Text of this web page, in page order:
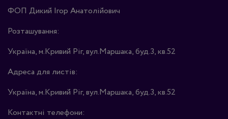
ФОП Дикий Ігор Анатолійович
Розташування:
Україна, м.Кривий Ріг, вул.Маршака, буд.3, кв.52
Адреса для листів:
Україна, м.Кривий Ріг, вул.Маршака, буд.3, кв.52
Контактні телефони: